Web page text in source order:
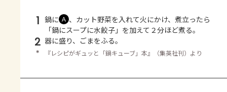
1 鍋に Ａ 、カット野菜を入れて火にかけ、煮立ったら
「鍋にスープに水餃子」を加えて２分ほど煮る。
2 器に盛り、ごまをふる。
＊ 『レシピがギュッと「鍋キューブ」本』（集英社刊）より